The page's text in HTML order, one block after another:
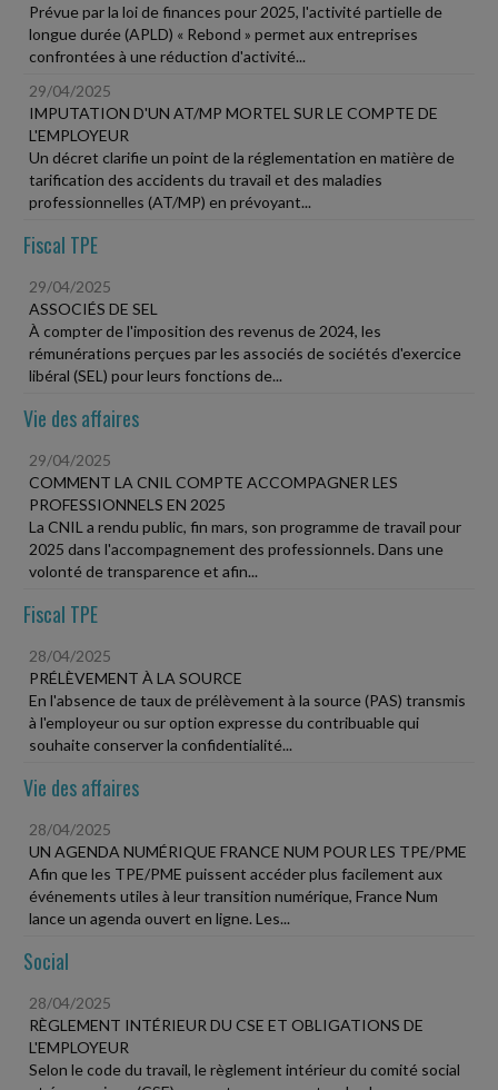
Prévue par la loi de finances pour 2025, l'activité partielle de
longue durée (APLD) « Rebond » permet aux entreprises
confrontées à une réduction d'activité...
29/04/2025
IMPUTATION D'UN AT/MP MORTEL SUR LE COMPTE DE
L'EMPLOYEUR
Un décret clarifie un point de la réglementation en matière de
tarification des accidents du travail et des maladies
professionnelles (AT/MP) en prévoyant...
Fiscal TPE
29/04/2025
ASSOCIÉS DE SEL
À compter de l'imposition des revenus de 2024, les
rémunérations perçues par les associés de sociétés d'exercice
libéral (SEL) pour leurs fonctions de...
Vie des affaires
29/04/2025
COMMENT LA CNIL COMPTE ACCOMPAGNER LES
PROFESSIONNELS EN 2025
La CNIL a rendu public, fin mars, son programme de travail pour
2025 dans l'accompagnement des professionnels. Dans une
volonté de transparence et afin...
Fiscal TPE
28/04/2025
PRÉLÈVEMENT À LA SOURCE
En l'absence de taux de prélèvement à la source (PAS) transmis
à l'employeur ou sur option expresse du contribuable qui
souhaite conserver la confidentialité...
Vie des affaires
28/04/2025
UN AGENDA NUMÉRIQUE FRANCE NUM POUR LES TPE/PME
Afin que les TPE/PME puissent accéder plus facilement aux
événements utiles à leur transition numérique, France Num
lance un agenda ouvert en ligne. Les...
Social
28/04/2025
RÈGLEMENT INTÉRIEUR DU CSE ET OBLIGATIONS DE
L'EMPLOYEUR
Selon le code du travail, le règlement intérieur du comité social